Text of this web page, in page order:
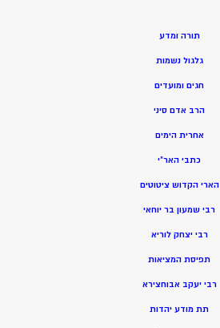
תורה ומדע
גלגול נשמות
חגים ומועדים
הרב אדם סיני
אחרית הימים
כתבי האר”י
הארי הקדוש ציטוטים
רבי שמעון בר יוחאי
רבי יצחק לוריא
תפיסת המציאות
רבי יעקב אבוחצירא
תת מודע יהדות